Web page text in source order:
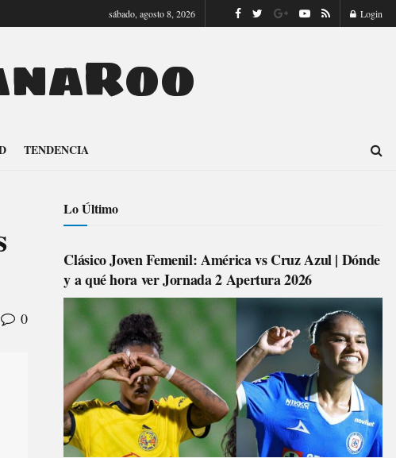
sábado, agosto 8, 2026 Login
TENDENCIA
0
Lo Último
Clásico Joven Femenil: América vs Cruz Azul | Dónde
y a qué hora ver Jornada 2 Apertura 2026